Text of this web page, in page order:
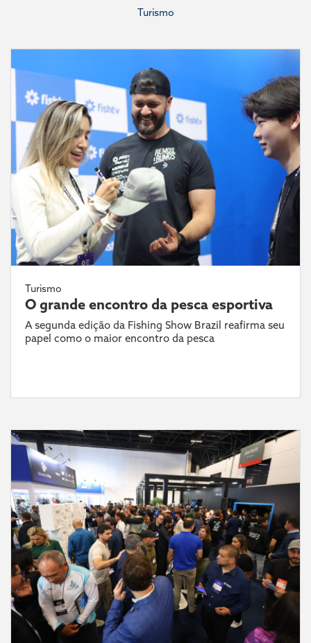
Turismo
Turismo
O grande encontro da pesca esportiva
A segunda edição da Fishing Show Brazil reafirma seu
papel como o maior encontro da pesca